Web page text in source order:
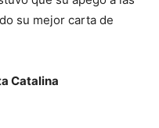
su mejor carta de
Catalina